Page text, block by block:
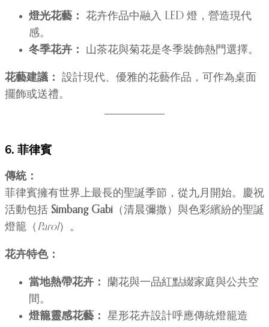
燈光花藝：
花卉作品中融入 LED 燈，營造現代
感。
冬季花卉：
山茶花與菊花是冬季裝飾熱門選擇。
花藝建議：
設計現代、優雅的花藝作品，可作為桌面
擺飾或送禮。
6. 菲律賓
傳統：
菲律賓擁有世界上最長的聖誕季節，從九月開始。慶祝
活動包括 Simbang Gabi （清晨彌撒）與色彩繽紛的聖誕
燈籠（ Parol）。
花卉特色：
當地熱帶花卉：
蘭花與一品紅點綴家庭與公共空
間。
燈籠靈感花藝：
星形花卉設計呼應傳統燈籠造